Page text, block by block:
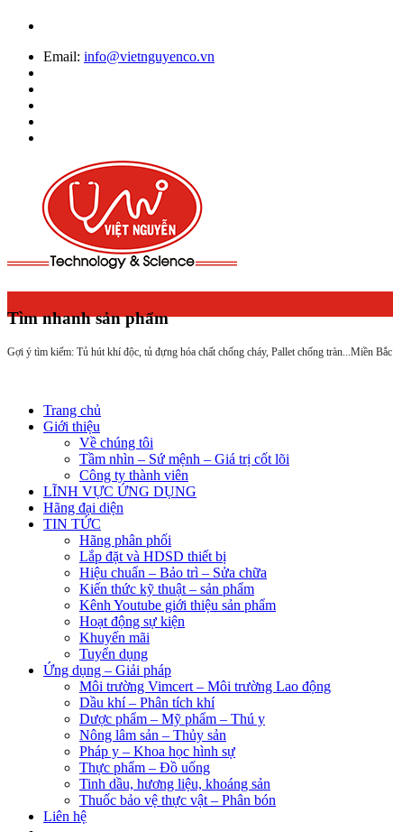
Email: info@vietnguyenco.vn
Tìm nhanh sản phẩm
Gợi ý tìm kiếm: Tủ hút khí độc, tủ đựng hóa chất chống cháy, Pallet chống tràn... Miền Bắc
Trang chủ
Giới thiệu
Về chúng tôi
Tầm nhìn – Sứ mệnh – Giá trị cốt lõi
Công ty thành viên
LĨNH VỰC ỨNG DỤNG
Hãng đại diện
TIN TỨC
Hãng phân phối
Lắp đặt và HDSD thiết bị
Hiệu chuẩn – Bảo trì – Sửa chữa
Kiến thức kỹ thuật – sản phẩm
Kênh Youtube giới thiệu sản phẩm
Hoạt động sự kiện
Khuyến mãi
Tuyển dụng
Ứng dụng – Giải pháp
Môi trường Vimcert – Môi trường Lao động
Dầu khí – Phân tích khí
Dược phẩm – Mỹ phẩm – Thú y
Nông lâm sản – Thủy sản
Pháp y – Khoa học hình sự
Thực phẩm – Đồ uống
Tinh dầu, hương liệu, khoáng sản
Thuốc bảo vệ thực vật – Phân bón
Liên hệ